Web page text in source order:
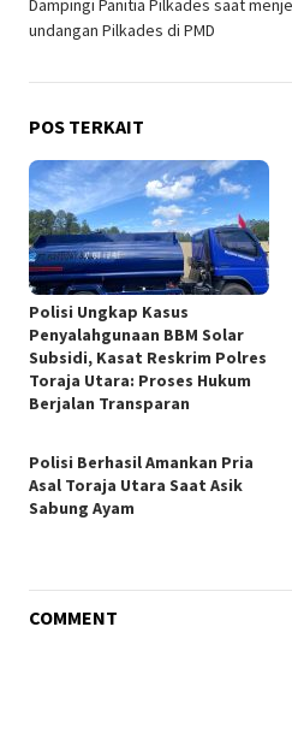
undangan Pilkades di PMD
POS TERKAIT
Polisi Ungkap Kasus
Penyalahgunaan BBM Solar
Subsidi, Kasat Reskrim Polres
Toraja Utara: Proses Hukum
Berjalan Transparan
Polisi Berhasil Amankan Pria
Asal Toraja Utara Saat Asik
Sabung Ayam
COMMENT